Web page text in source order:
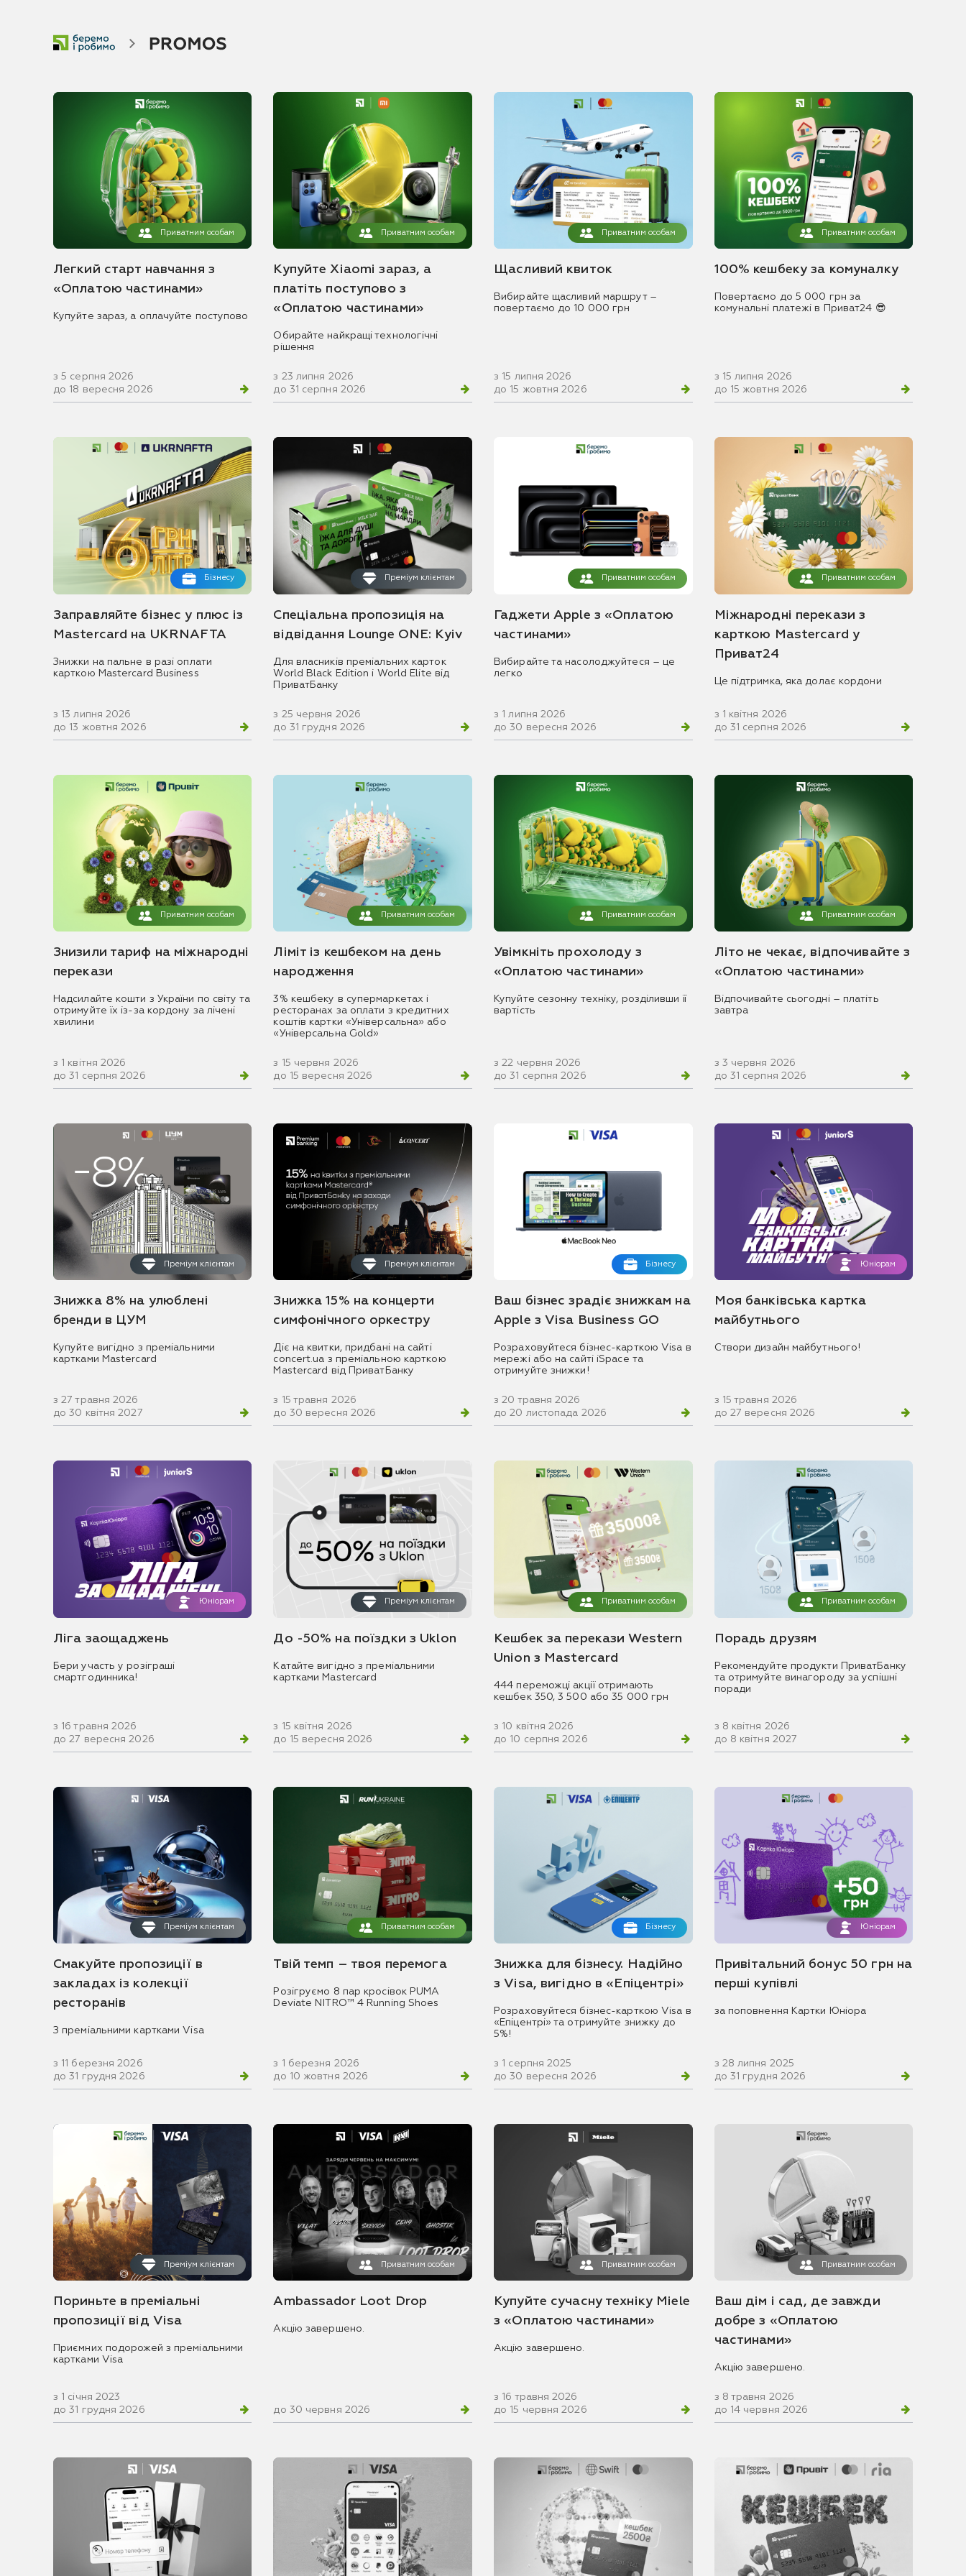
Приватним особам
Легкий старт навчання з
«Оплатою частинами»
Купуйте зараз, а оплачуйте поступово
з 5 серпня 2026
до 18 вересня 2026
Приватним особам
Купуйте Xiaomi зараз, а
платіть поступово з
«Оплатою частинами»
Обирайте найкращі технологічні
рішення
з 23 липня 2026
до 31 серпня 2026
Приватним особам
Щасливий квиток
Вибирайте щасливий маршрут –
повертаємо до 10 000 грн
з 15 липня 2026
до 15 жовтня 2026
Приватним особам
100% кешбеку за комуналку
Повертаємо до 5 000 грн за
комунальні платежі в Приват24 😎
з 15 липня 2026
до 15 жовтня 2026
Бізнесу
Заправляйте бізнес у плюс із
Mastercard на UKRNAFTA
Знижки на пальне в разі оплати
карткою Mastercard Business
з 13 липня 2026
до 13 жовтня 2026
Преміум клієнтам
Спеціальна пропозиція на
відвідання Lounge ONE: Kyiv
Для власників преміальних карток
World Black Edition і World Elite від
ПриватБанку
з 25 червня 2026
до 31 грудня 2026
Приватним особам
Гаджети Apple з «Оплатою
частинами»
Вибирайте та насолоджуйтеся – це
легко
з 1 липня 2026
до 30 вересня 2026
Приватним особам
Міжнародні перекази з
карткою Mastercard у
Приват24
Це підтримка, яка долає кордони
з 1 квітня 2026
до 31 серпня 2026
Приватним особам
Знизили тариф на міжнародні
перекази
Надсилайте кошти з України по світу та
отримуйте їх із-за кордону за лічені
хвилини
з 1 квітня 2026
до 31 серпня 2026
Приватним особам
Ліміт із кешбеком на день
народження
3% кешбеку в супермаркетах і
ресторанах за оплати з кредитних
коштів картки «Універсальна» або
«Універсальна Gold»
з 15 червня 2026
до 15 вересня 2026
Приватним особам
Увімкніть прохолоду з
«Оплатою частинами»
Купуйте сезонну техніку, розділивши її
вартість
з 22 червня 2026
до 31 серпня 2026
Приватним особам
Літо не чекає, відпочивайте з
«Оплатою частинами»
Відпочивайте сьогодні – платіть
завтра
з 3 червня 2026
до 31 серпня 2026
Преміум клієнтам
Знижка 8% на улюблені
бренди в ЦУМ
Купуйте вигідно з преміальними
картками Mastercard
з 27 травня 2026
до 30 квітня 2027
Преміум клієнтам
Знижка 15% на концерти
симфонічного оркестру
Діє на квитки, придбані на сайті
concert.ua з преміальною карткою
Mastercard від ПриватБанку
з 15 травня 2026
до 30 вересня 2026
Бізнесу
Ваш бізнес зрадіє знижкам на
Apple з Visa Business GO
Розраховуйтеся бізнес-карткою Visa в
мережі або на сайті iSpace та
отримуйте знижки!
з 20 травня 2026
до 20 листопада 2026
Юніорам
Моя банківська картка
майбутнього
Створи дизайн майбутнього!
з 15 травня 2026
до 27 вересня 2026
Юніорам
Ліга заощаджень
Бери участь у розіграші
смартгодинника!
з 16 травня 2026
до 27 вересня 2026
Преміум клієнтам
До -50% на поїздки з Uklon
Катайте вигідно з преміальними
картками Mastercard
з 15 квітня 2026
до 15 вересня 2026
Приватним особам
Кешбек за перекази Western
Union з Mastercard
444 переможці акції отримають
кешбек 350, 3 500 або 35 000 грн
з 10 квітня 2026
до 10 серпня 2026
Приватним особам
Порадь друзям
Рекомендуйте продукти ПриватБанку
та отримуйте винагороду за успішні
поради
з 8 квітня 2026
до 8 квітня 2027
Преміум клієнтам
Смакуйте пропозиції в
закладах із колекції
ресторанів
З преміальними картками Visa
з 11 березня 2026
до 31 грудня 2026
Приватним особам
Твій темп – твоя перемога
Розігруємо 8 пар кросівок PUMA
Deviate NITRO™ 4 Running Shoes
з 1 березня 2026
до 10 жовтня 2026
Бізнесу
Знижка для бізнесу. Надійно
з Visa, вигідно в «Епіцентрі»
Розраховуйтеся бізнес-карткою Visa в
«Епіцентрі» та отримуйте знижку до
5%!
з 1 серпня 2025
до 30 вересня 2026
Юніорам
Привітальний бонус 50 грн на
перші купівлі
за поповнення Картки Юніора
з 28 липня 2025
до 31 грудня 2026
Преміум клієнтам
Пориньте в преміальні
пропозиції від Visa
Приємних подорожей з преміальними
картками Visa
з 1 січня 2023
до 31 грудня 2026
Приватним особам
Ambassador Loot Drop
Акцію завершено.
до 30 червня 2026
Приватним особам
Купуйте сучасну техніку Miele
з «Оплатою частинами»
Акцію завершено.
з 16 травня 2026
до 15 червня 2026
Приватним особам
Ваш дім і сад, де завжди
добре з «Оплатою
частинами»
Акцію завершено.
з 8 травня 2026
до 14 червня 2026